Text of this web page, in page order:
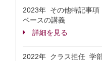
2023年 その他特記事項
ベースの講義
詳細を見る
2022年 クラス担任 学